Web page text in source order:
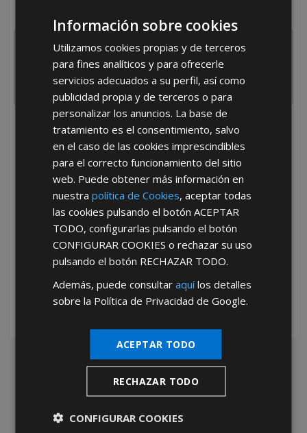
España
Portugal Otros
He leído y acepto laPolítica de Privacidad
*Abstenerse particulares, sólo venta a tiendas y empresas minoristas y
Información sobre cookies
Utilizamos cookies propias y de terceros
para fines analíticos y para ofrecerle
servicios adecuados a su perfil, así como
publicidad propia y de terceros o para
personalizar los anuncios. La base de
tratamiento es el consentimiento, salvo
en el caso de las cookies imprescindibles
para el correcto funcionamiento del sitio
web. Puede obtener más información en
nuestrapolítica de Cookies, aceptar todas
las cookies pulsando el botónACEPTAR
TODO, configurarlas pulsando el botón
CONFIGURAR COOKIES o rechazar su uso
pulsando el botón RECHAZAR TODO.
Además, puede consultaraquílos detalles
sobre la Política de Privacidad de Google.
ACEPTAR TODO
RECHAZAR TODO
CONFIGURAR COOKIES